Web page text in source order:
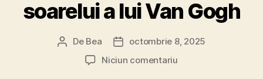
soarelui a lui Van Gogh
Autor
articol
De Bea
Datăoctombrie 8, 2025
Niciun comentariula